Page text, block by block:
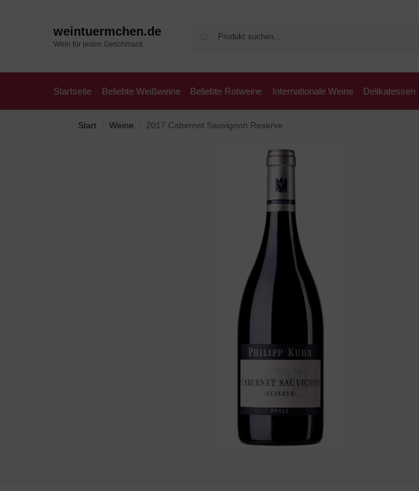
weintuermchen.de
Wein für jeden Geschmack
Startseite Beliebte Weißweine Beliebte Rotweine Internationale Weine Delikatessen
Start Weine 2017 Cabernet Sauvignon Reserve